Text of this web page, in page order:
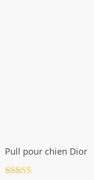
Pull pour chien Dior